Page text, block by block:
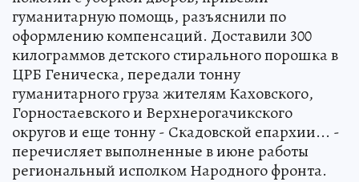
гуманитарную помощь, разъяснили по
оформлению компенсаций. Доставили 300
килограммов детского стирального порошка в
ЦРБ Геническа, передали тонну
гуманитарного груза жителям Каховского,
Горностаевского и Верхнерогачикского
округов и еще тонну - Скадовской епархии... -
перечисляет выполненные в июне работы
региональный исполком Народного фронта.